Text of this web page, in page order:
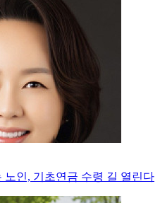
노인, 기초연금 수령 길 열린다